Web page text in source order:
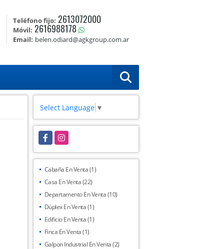
Teléfono fijo: 2613072000
Móvil: 2616988178
Email: belen.odiard@agkgroup.com.ar
Select Language ▼
FacebookInstagram
Cabaña En Venta (1)
Casa En Venta (22)
Departamento En Venta (10)
Dúplex En Venta (1)
Edificio En Venta (1)
Finca En Venta (1)
Galpon Industrial En Venta (2)